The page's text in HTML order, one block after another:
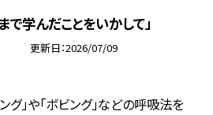
学んだことをいかして」
更新日 2026/07/09
グ」や「ボビング」などの呼吸法を